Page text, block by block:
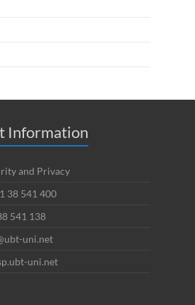
Information
and Privacy
38 541 400
541 138
uni.net
uni.net